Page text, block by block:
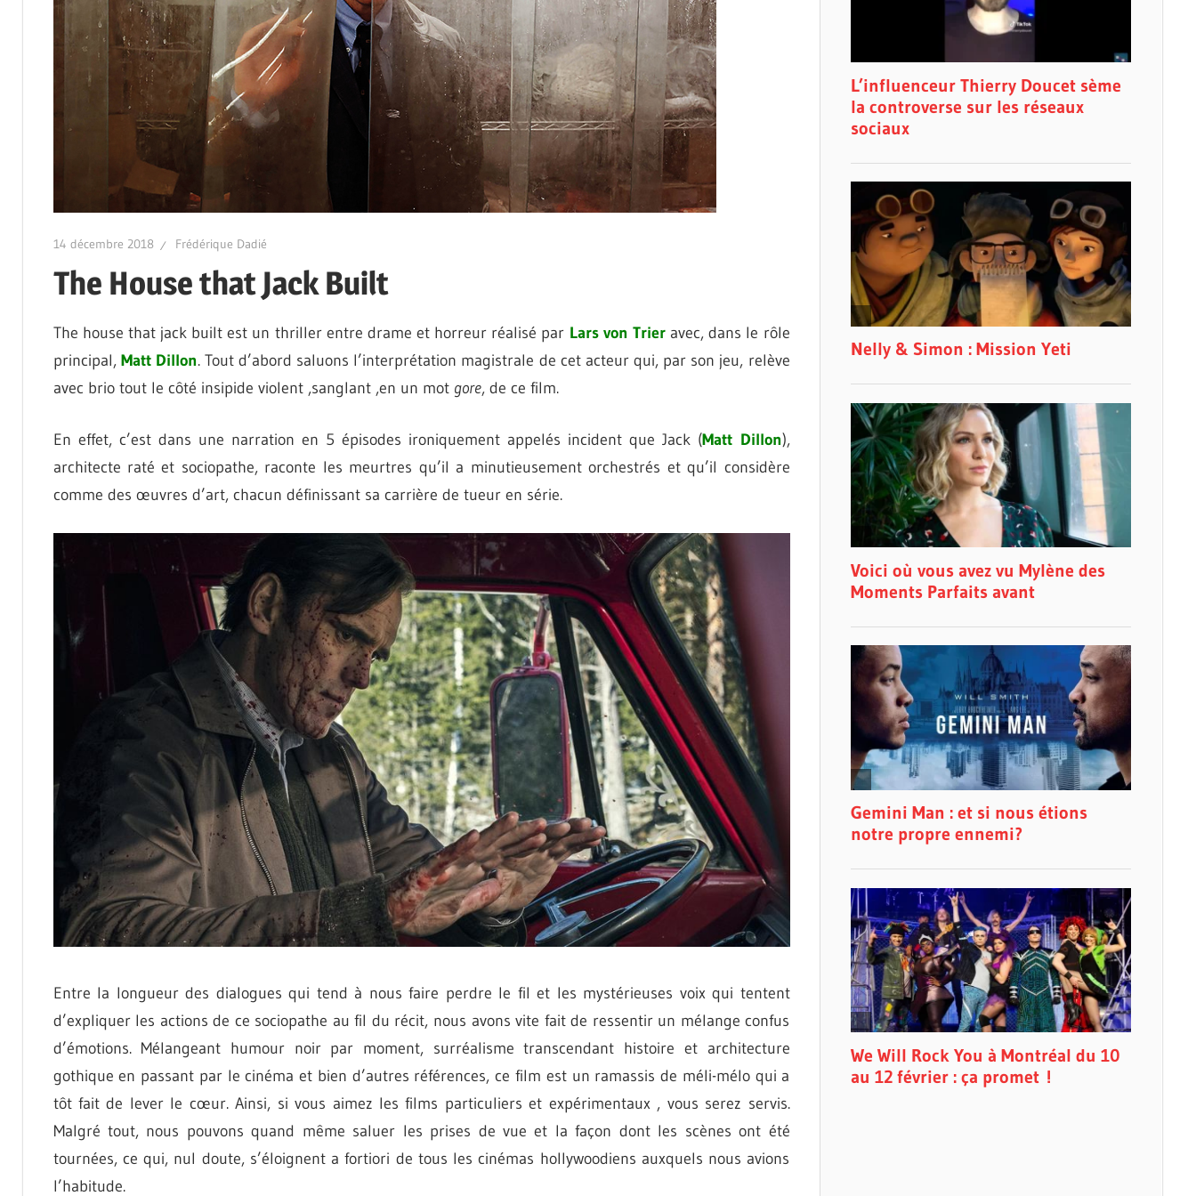
14 décembre 2018 Frédérique Dadié
The House that Jack Built
The house that jack built est un thriller entre drame et horreur réalisé par Lars von Trieravec, dans le rôle
principal, Matt Dillon. Tout d’abord saluons l’interprétation magistrale de cet acteur qui, par son jeu, relève
avec brio tout le côté insipide violent ,sanglant ,en un mot gore, de ce film.
En effet, c’est dans une narration en 5 épisodes ironiquement appelés incident que Jack (Matt Dillon),
architecte raté et sociopathe, raconte les meurtres qu’il a minutieusement orchestrés et qu’il considère
comme des œuvres d’art, chacun définissant sa carrière de tueur en série.
Entre la longueur des dialogues qui tend à nous faire perdre le fil et les mystérieuses voix qui tentent
d’expliquer les actions de ce sociopathe au fil du récit, nous avons vite fait de ressentir un mélange confus
d’émotions. Mélangeant humour noir par moment, surréalisme transcendant histoire et architecture
gothique en passant par le cinéma et bien d’autres références, ce film est un ramassis de méli-mélo qui a
tôt fait de lever le cœur. Ainsi, si vous aimez les films particuliers et expérimentaux , vous serez servis.
Malgré tout, nous pouvons quand même saluer les prises de vue et la façon dont les scènes ont été
tournées, ce qui, nul doute, s’éloignent a fortiori de tous les cinémas hollywoodiens auxquels nous avions
l’habitude.